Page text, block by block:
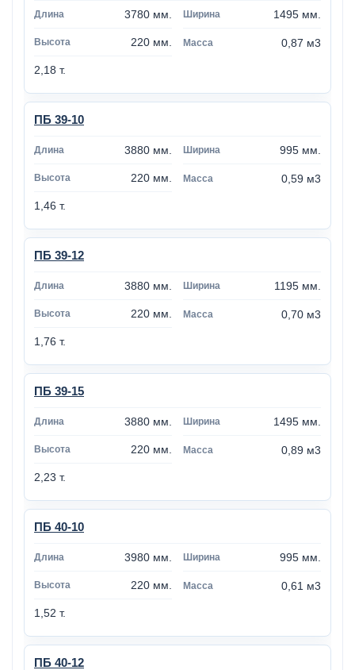
3780 мм. 1495 мм.
220 мм. 0,87 м3
2,18 т.
ПБ 39-10
3880 мм. 995 мм.
220 мм. 0,59 м3
1,46 т.
ПБ 39-12
3880 мм. 1195 мм.
220 мм. 0,70 м3
1,76 т.
ПБ 39-15
3880 мм. 1495 мм.
220 мм. 0,89 м3
2,23 т.
ПБ 40-10
3980 мм. 995 мм.
220 мм. 0,61 м3
1,52 т.
ПБ 40-12